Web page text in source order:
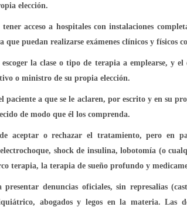
elección.
acceso a hospitales con instalaciones
que puedan realizarse exámenes clínicos y físicos
la clase o tipo de terapia a emplearse, y
o ministro de su propia elección.
paciente a que se le aclaren, por escrito y en su
de modo que él los comprenda.
aceptar o rechazar el tratamiento, pero en
shock de insulina, lobotomía (o
terapia, la terapia de sueño profundo y
presentar denuncias oficiales, sin represalias
abogados y legos en la materia. Las